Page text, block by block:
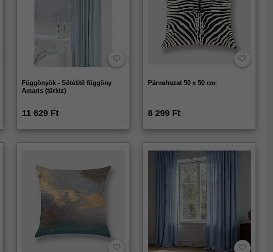
Függönyök - Sötétítő függöny
Amaris (türkiz)
11 629 Ft
Párnahuzat 50 x 50 cm
8 299 Ft